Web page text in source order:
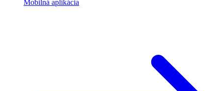
Mobilná aplikácia